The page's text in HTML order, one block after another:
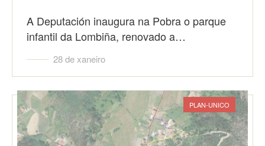
A Deputación inaugura na Pobra o parque
infantil da Lombiña, renovado a…
28 de xaneiro
PLAN-UNICO